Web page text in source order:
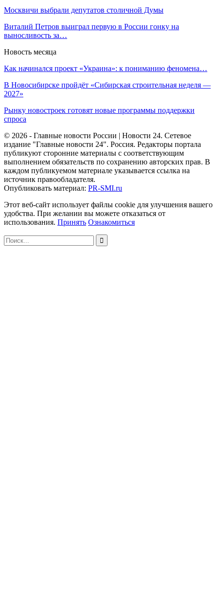
Москвичи выбрали депутатов столичной Думы
Виталий Петров выиграл первую в России гонку на
выносливость за…
Новость месяца
Как начинался проект «Украина»: к пониманию феномена…
В Новосибирске пройдёт «Сибирская строительная неделя —
2027»
Рынку новостроек готовят новые программы поддержки
спроса
© 2026 - Главные новости России | Новости 24. Сетевое
издание "Главные новости 24". Россия. Редакторы портала
публикуют сторонние материалы с соответствующим
выполнением обязательств по сохранению авторских прав. В
каждом публикуемом материале указывается ссылка на
источник правообладателя.
Опубликовать материал: PR-SMI.ru
Этот веб-сайт использует файлы cookie для улучшения вашего
удобства. При желании вы можете отказаться от
использования. Принять Ознакомиться